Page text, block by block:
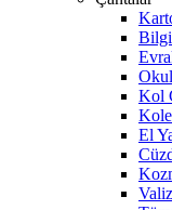
Kol
El
Valiz